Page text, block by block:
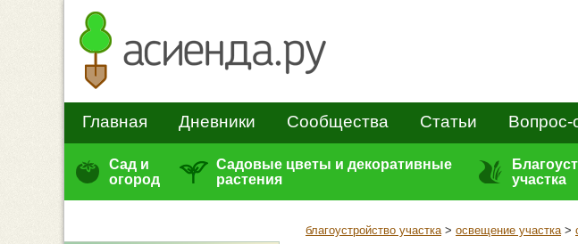
Главная Дневники Сообщества Статьи Вопрос-
Сад и
огород
Садовые цветы и декоративные
растения
участка
благоустройство участка> освещение участка>